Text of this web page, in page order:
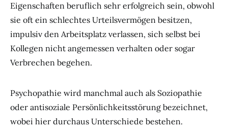
Eigenschaften beruflich sehr erfolgreich sein, obwohl
sie oft ein schlechtes Urteilsvermögen besitzen,
impulsiv den Arbeitsplatz verlassen, sich selbst bei
Kollegen nicht angemessen verhalten oder sogar
Verbrechen begehen.
Psychopathie wird manchmal auch als Soziopathie
oder antisoziale Persönlichkeitsstörung bezeichnet,
wobei hier durchaus Unterschiede bestehen.